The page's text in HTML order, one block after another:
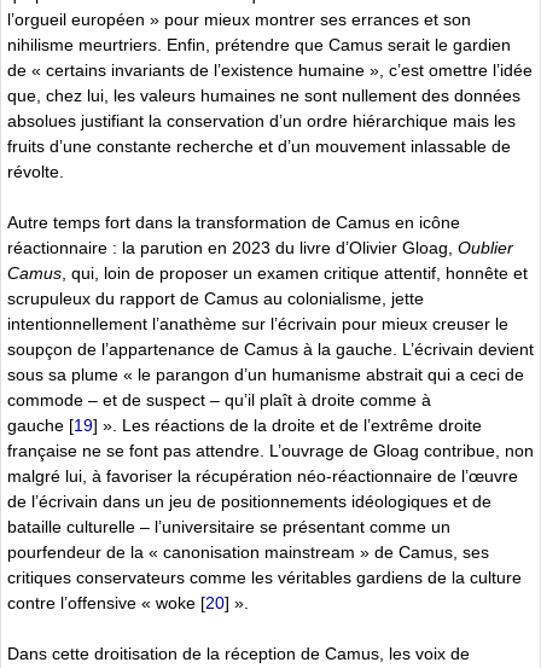
l’orgueil européen » pour mieux montrer ses errances et son
nihilisme meurtriers. Enfin, prétendre que Camus serait le gardien
de « certains invariants de l’existence humaine », c’est omettre l’idée
que, chez lui, les valeurs humaines ne sont nullement des données
absolues justifiant la conservation d’un ordre hiérarchique mais les
fruits d’une constante recherche et d’un mouvement inlassable de
révolte.
Autre temps fort dans la transformation de Camus en icône
réactionnaire : la parution en 2023 du livre d’Olivier Gloag, Oublier
Camus, qui, loin de proposer un examen critique attentif, honnête et
scrupuleux du rapport de Camus au colonialisme, jette
intentionnellement l’anathème sur l’écrivain pour mieux creuser le
soupçon de l’appartenance de Camus à la gauche. L’écrivain devient
sous sa plume « le parangon d’un humanisme abstrait qui a ceci de
commode – et de suspect – qu’il plaît à droite comme à
gauche [19] ». Les réactions de la droite et de l’extrême droite
française ne se font pas attendre. L’ouvrage de Gloag contribue, non
malgré lui, à favoriser la récupération néo-réactionnaire de l’œuvre
de l’écrivain dans un jeu de positionnements idéologiques et de
bataille culturelle – l’universitaire se présentant comme un
pourfendeur de la « canonisation mainstream » de Camus, ses
critiques conservateurs comme les véritables gardiens de la culture
contre l’offensive « woke [20] ».
Dans cette droitisation de la réception de Camus, les voix de